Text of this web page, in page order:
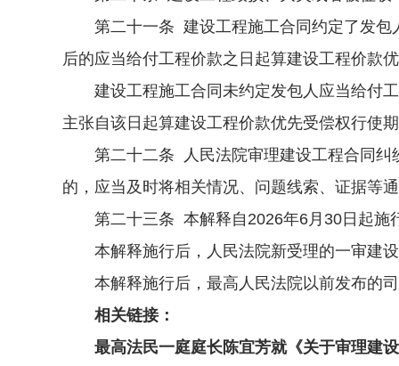
第二十一条 建设工程施工合同约定了发包
后的应当给付工程价款之日起算建设工程价款
建设工程施工合同未约定发包人应当给付工
主张自该日起算建设工程价款优先受偿权行使
第二十二条 人民法院审理建设工程合同纠
的，应当及时将相关情况、问题线索、证据等
第二十三条 本解释自2026年6月30日起施
本解释施行后，人民法院新受理的一审建设
本解释施行后，最高人民法院以前发布的司
相关链接：
最高法民一庭庭长陈宜芳就《关于审理建